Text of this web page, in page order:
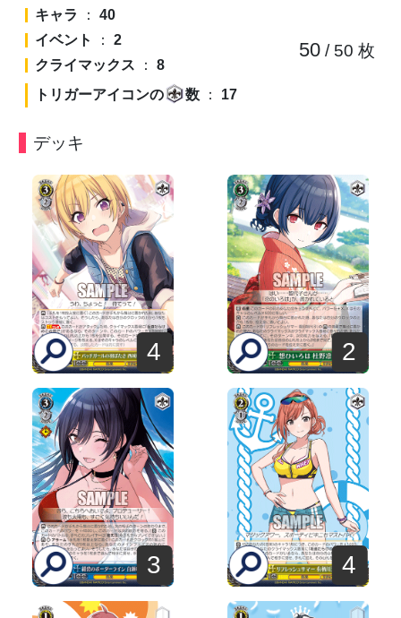
キャラ ： 40
イベント
： 2
クライマックス ： 8
トリガーアイコンの
数 ： 17
50/ 50 枚
デッキ
4 2
3 4